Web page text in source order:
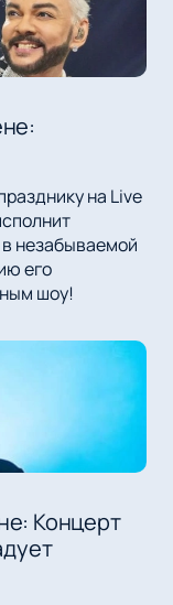
на Live
незабываемой
его
шоу!
Концерт